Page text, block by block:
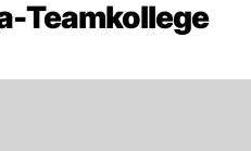
Teamkollege